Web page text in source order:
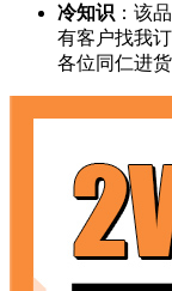
冷知识 ：该
有客户找我
各位同仁进